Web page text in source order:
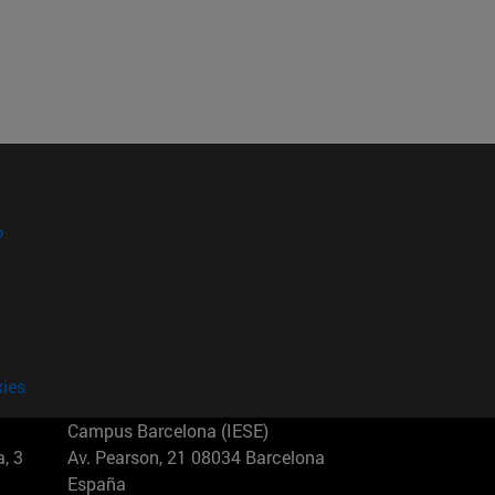
3
Campus Barcelona (IESE)
Av. Pearson, 21 08034 Barcelona
España